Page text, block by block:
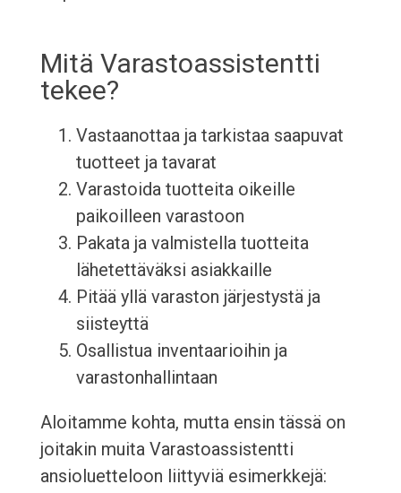
Mitä Varastoassistentti
tekee?
Vastaanottaa ja tarkistaa saapuvat
tuotteet ja tavarat
Varastoida tuotteita oikeille
paikoilleen varastoon
Pakata ja valmistella tuotteita
lähetettäväksi asiakkaille
Pitää yllä varaston järjestystä ja
siisteyttä
Osallistua inventaarioihin ja
varastonhallintaan
Aloitamme kohta, mutta ensin tässä on
joitakin muita Varastoassistentti
ansioluetteloon liittyviä esimerkkejä: